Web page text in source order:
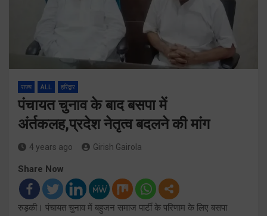
राज्य ALL हरिद्वार
पंचायत चुनाव के बाद बसपा में
अंर्तकलह,प्रदेश नेतृत्व बदलने की मांग
4 years ago Girish Gairola
Share Now
रुड़की। पंचायत चुनाव में बहुजन समाज पार्टी के परिणाम के लिए बसपा